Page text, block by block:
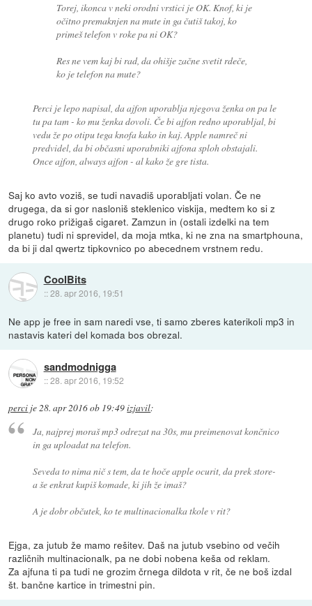
Torej, ikonca v neki orodni vrstici je OK. Knof, ki je
očitno premaknjen na mute in ga čutiš takoj, ko
primeš telefon v roke pa ni OK?
Res ne vem kaj bi rad, da ohišje začne svetit rdeče,
ko je telefon na mute?
Perci je lepo napisal, da ajfon uporablja njegova ženka on pa le
tu pa tam - ko mu ženka dovoli. Če bi ajfon redno uporabljal, bi
vedu že po otipu tega knofa kako in kaj. Apple namreč ni
predvidel, da bi občasni uporabniki ajfona sploh obstajali.
Once ajfon, always ajfon - al kako že gre tista.
Saj ko avto voziš, se tudi navadiš uporabljati volan. Če ne
drugega, da si gor nasloniš steklenico viskija, medtem ko si z
drugo roko prižigaš cigaret. Zamzun in (ostali izdelki na tem
planetu) tudi ni sprevidel, da moja mtka, ki ne zna na smartphouna,
da bi ji dal qwertz tipkovnico po abecednem vrstnem redu.
CoolBits
::28. apr 2016, 19:51
Ne app je free in sam naredi vse, ti samo zberes katerikoli mp3 in
nastavis kateri del komada bos obrezal.
sandmodnigga
::28. apr 2016, 19:52
perci je28. apr 2016 ob 19:49izjavil:
Ja, najprej moraš mp3 odrezat na 30s, mu preimenovat končnico
in ga uploadat na telefon.
Seveda to nima nič s tem, da te hoče apple ocurit, da prek store-
a še enkrat kupiš komade, ki jih že imaš?
A je dobr občutek, ko te multinacionalka tkole v rit?
Ejga, za jutub že mamo rešitev. Daš na jutub vsebino od večih
različnih multinacionalk, pa ne dobi nobena keša od reklam.
Za ajfuna ti pa tudi ne grozim črnega dildota v rit, če ne boš izdal
št. bančne kartice in trimestni pin.